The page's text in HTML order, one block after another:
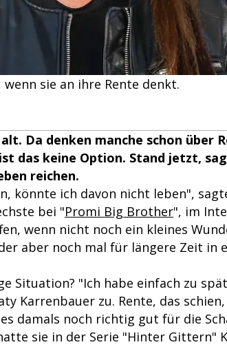
sie an ihre Rente denkt.
Da denken manche schon über
das keine Option. Stand jetzt,
reichen.
könnte ich davon nicht leben",
bei "Promi Big Brother", im
wenn nicht noch ein kleines
aber noch mal für längere Zeit in
Situation? "Ich habe einfach zu
Karrenbauer zu. Rente, das
damals noch richtig gut für die
sie in der Serie "Hinter Gittern"